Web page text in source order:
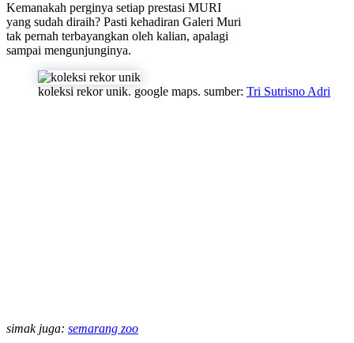
Kemanakah perginya setiap prestasi MURI
yang sudah diraih? Pasti kehadiran Galeri Muri
tak pernah terbayangkan oleh kalian, apalagi
sampai mengunjunginya.
koleksi rekor unik. google maps. sumber: Tri Sutrisno Adri
simak juga: semarang zoo